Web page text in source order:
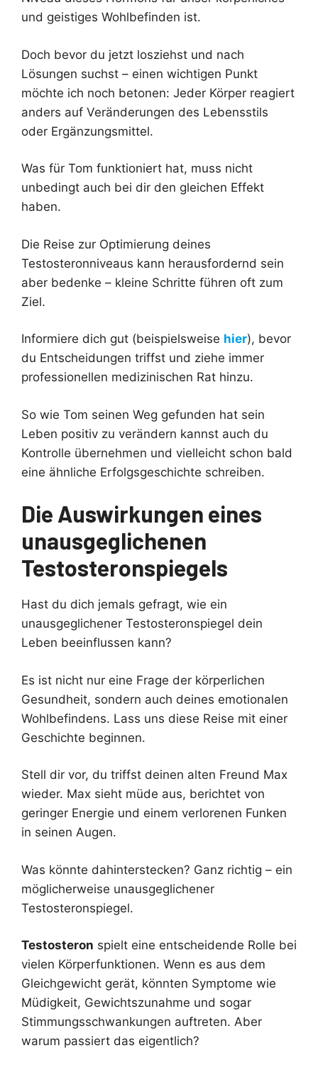
und geistiges Wohlbefinden ist.
Doch bevor du jetzt losziehst und nach
Lösungen suchst – einen wichtigen Punkt
möchte ich noch betonen: Jeder Körper reagiert
anders auf Veränderungen des Lebensstils
oder Ergänzungsmittel.
Was für Tom funktioniert hat, muss nicht
unbedingt auch bei dir den gleichen Effekt
haben.
Die Reise zur Optimierung deines
Testosteronniveaus kann herausfordernd sein
aber bedenke – kleine Schritte führen oft zum
Ziel.
Informiere dich gut (beispielsweise hier), bevor
du Entscheidungen triffst und ziehe immer
professionellen medizinischen Rat hinzu.
So wie Tom seinen Weg gefunden hat sein
Leben positiv zu verändern kannst auch du
Kontrolle übernehmen und vielleicht schon bald
eine ähnliche Erfolgsgeschichte schreiben.
Die Auswirkungen eines
unausgeglichenen
Testosteronspiegels
Hast du dich jemals gefragt, wie ein
unausgeglichener Testosteronspiegel dein
Leben beeinflussen kann?
Es ist nicht nur eine Frage der körperlichen
Gesundheit, sondern auch deines emotionalen
Wohlbefindens. Lass uns diese Reise mit einer
Geschichte beginnen.
Stell dir vor, du triffst deinen alten Freund Max
wieder. Max sieht müde aus, berichtet von
geringer Energie und einem verlorenen Funken
in seinen Augen.
Was könnte dahinterstecken? Ganz richtig – ein
möglicherweise unausgeglichener
Testosteronspiegel.
Testosteron spielt eine entscheidende Rolle bei
vielen Körperfunktionen. Wenn es aus dem
Gleichgewicht gerät, könnten Symptome wie
Müdigkeit, Gewichtszunahme und sogar
Stimmungsschwankungen auftreten. Aber
warum passiert das eigentlich?